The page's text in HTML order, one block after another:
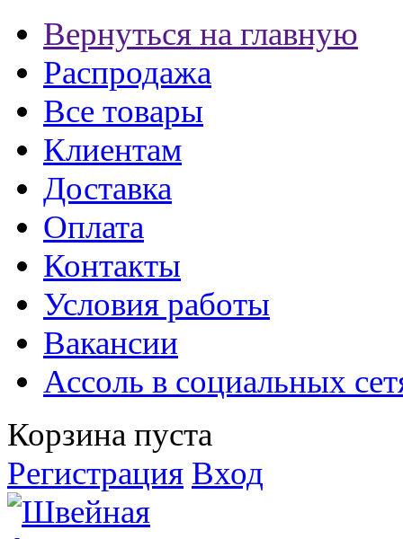
Вернуться на главную
Распродажа
Все товары
Клиентам
Доставка
Оплата
Контакты
Условия работы
Вакансии
Ассоль в социальных
Корзина пуста
Регистрация Вход